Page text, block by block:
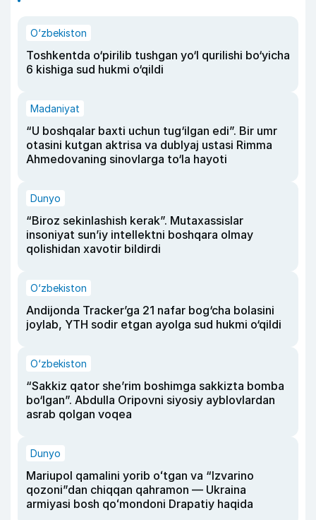
O‘zbekiston
Toshkentda o‘pirilib tushgan yo‘l qurilishi bo‘yicha
6 kishiga sud hukmi o‘qildi
Madaniyat
“U boshqalar baxti uchun tug‘ilgan edi”. Bir umr
otasini kutgan aktrisa va dublyaj ustasi Rimma
Ahmedovaning sinovlarga to‘la hayoti
Dunyo
“Biroz sekinlashish kerak”. Mutaxassislar
insoniyat sun’iy intellektni boshqara olmay
qolishidan xavotir bildirdi
O‘zbekiston
Andijonda Tracker’ga 21 nafar bog‘cha bolasini
joylab, YTH sodir etgan ayolga sud hukmi o‘qildi
O‘zbekiston
“Sakkiz qator she’rim boshimga sakkizta bomba
bo‘lgan”. Abdulla Oripovni siyosiy ayblovlardan
asrab qolgan voqea
Dunyo
Mariupol qamalini yorib oʻtgan va “Izvarino
qozoni”dan chiqqan qahramon — Ukraina
armiyasi bosh qoʻmondoni Drapatiy haqida